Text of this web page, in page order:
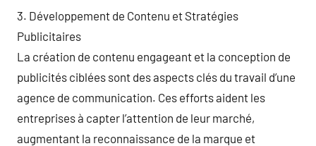
3. Développement de Contenu et Stratégies
Publicitaires
La création de contenu engageant et la conception de
publicités ciblées sont des aspects clés du travail d’une
agence de communication. Ces efforts aident les
entreprises à capter l’attention de leur marché,
augmentant la reconnaissance de la marque et